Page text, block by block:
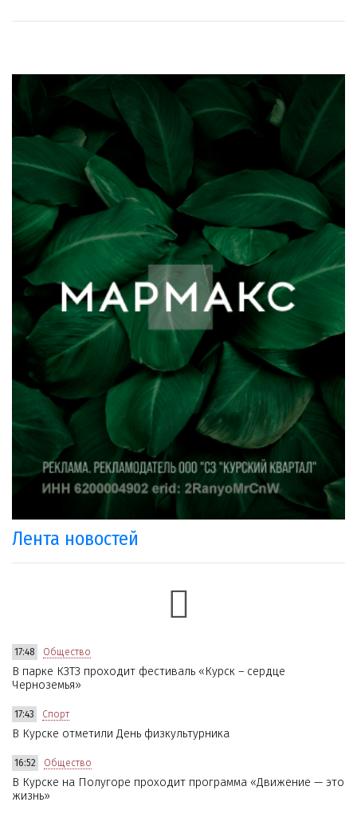
Лента новостей
17:48 Общество
В парке КЗТЗ проходит фестиваль «Курск – сердце
Черноземья»
17:43 Спорт
В Курске отметили День физкультурника
16:52 Общество
В Курске на Полугоре проходит программа «Движение — это
жизнь»